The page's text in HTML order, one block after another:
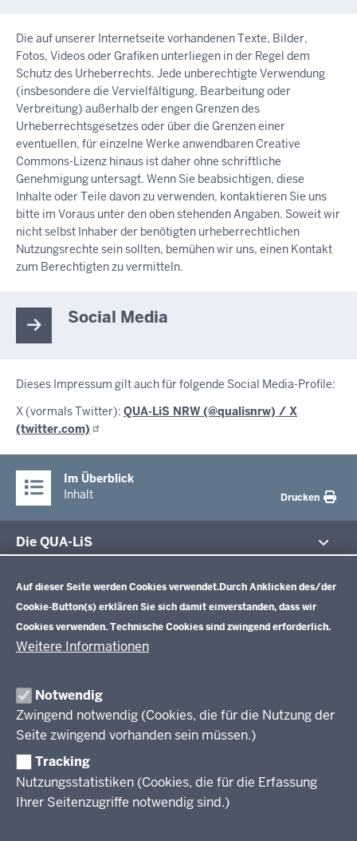
Auf dieser Seite werden Cookies verwendet.Durch Anklicken des/der
Cookie-Button(s) erklären Sie sich damit einverstanden, dass wir
Cookies verwenden. Technische Cookies sind zwingend erforderlich.
Weitere Informationen
Notwendig
Zwingend notwendig (Cookies, die für die Nutzung der
Seite zwingend vorhanden sein müssen.)
Tracking
Nutzungsstatistiken (Cookies, die für die Erfassung
Ihrer Seitenzugriffe notwendig sind.)
Die auf unserer Internetseite vorhandenen Texte, Bilder,
Fotos, Videos oder Grafiken unterliegen in der Regel dem
Schutz des Urheberrechts. Jede unberechtigte Verwendung
(insbesondere die Vervielfältigung, Bearbeitung oder
Verbreitung) außerhalb der engen Grenzen des
Urheberrechtsgesetzes oder über die Grenzen einer
eventuellen, für einzelne Werke anwendbaren Creative
Commons-Lizenz hinaus ist daher ohne schriftliche
Genehmigung untersagt. Wenn Sie beabsichtigen, diese
Inhalte oder Teile davon zu verwenden, kontaktieren Sie uns
bitte im Voraus unter den oben stehenden Angaben. Soweit wir
nicht selbst Inhaber der benötigten urheberrechtlichen
Nutzungsrechte sein sollten, bemühen wir uns, einen Kontakt
zum Berechtigten zu vermitteln.
Social Media
Dieses Impressum gilt auch für folgende Social Media-Profile:
X (vormals Twitter): QUA-LiS NRW (@qualisnrw) / X
(twitter.com)
Im Überblick
Inhalt
Drucken
Die QUA-LiS
Veröffentlichungen
Leitbild
Stellenangebote
Über uns
Schulentwicklung NRW
Schulentwicklung
Unterricht
Professionalisierung
Standardsicherung NRW
Berufsbildung NRW
Erwachsenenbildung
Wir über uns